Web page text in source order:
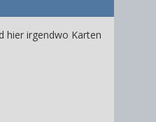
hier irgendwo Karten